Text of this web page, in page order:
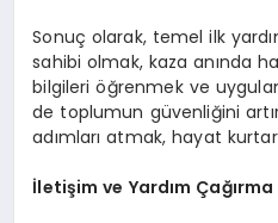
Sonuç olarak, temel ilk
sahibi olmak, kaza anında
bilgileri öğrenmek ve
de toplumun güvenliğini
adımları atmak, hayat
İletişim ve Yardım Çağırma